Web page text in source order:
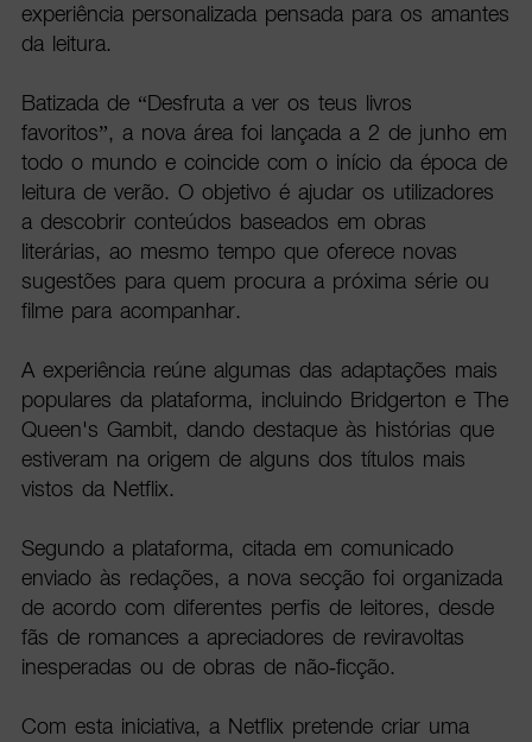
experiência personalizada pensada para os amantes
da leitura.
Batizada de “Desfruta a ver os teus livros
favoritos”, a nova área foi lançada a 2 de junho em
todo o mundo e coincide com o início da época de
leitura de verão. O objetivo é ajudar os utilizadores
a descobrir conteúdos baseados em obras
literárias, ao mesmo tempo que oferece novas
sugestões para quem procura a próxima série ou
filme para acompanhar.
A experiência reúne algumas das adaptações mais
populares da plataforma, incluindo Bridgerton e The
Queen's Gambit, dando destaque às histórias que
estiveram na origem de alguns dos títulos mais
vistos da Netflix.
Segundo a plataforma, citada em comunicado
enviado às redações, a nova secção foi organizada
de acordo com diferentes perfis de leitores, desde
fãs de romances a apreciadores de reviravoltas
inesperadas ou de obras de não-ficção.
Com esta iniciativa, a Netflix pretende criar uma